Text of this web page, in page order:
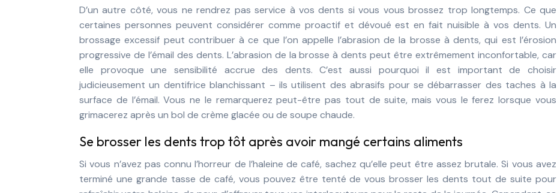
D’un autre côté, vous ne rendrez pas service à vos dents si vous vous brossez trop longtemps. Ce que
certaines personnes peuvent considérer comme proactif et dévoué est en fait nuisible à vos dents. Un
brossage excessif peut contribuer à ce que l’on appelle l’abrasion de la brosse à dents, qui est l’érosion
progressive de l’émail des dents. L’abrasion de la brosse à dents peut être extrêmement inconfortable, car
elle provoque une sensibilité accrue des dents. C’est aussi pourquoi il est important de choisir
judicieusement un dentifrice blanchissant – ils utilisent des abrasifs pour se débarrasser des taches à la
surface de l’émail. Vous ne le remarquerez peut-être pas tout de suite, mais vous le ferez lorsque vous
grimacerez après un bol de crème glacée ou de soupe chaude.
Se brosser les dents trop tôt après avoir mangé certains aliments
Si vous n’avez pas connu l’horreur de l’haleine de café, sachez qu’elle peut être assez brutale. Si vous avez
terminé une grande tasse de café, vous pouvez être tenté de vous brosser les dents tout de suite pour